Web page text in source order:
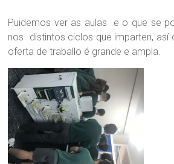
Puidemos ver as aulas e o que se
nos distintos ciclos que imparten, así
oferta de traballo é grande e ampla.